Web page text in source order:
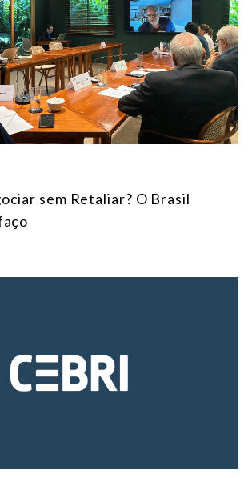
sem Retaliar? O Brasil